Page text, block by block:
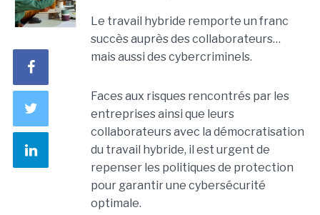
Le travail hybride remporte un franc
succès auprès des collaborateurs…
mais aussi des cybercriminels.
Faces aux risques rencontrés par les
entreprises ainsi que leurs
collaborateurs avec la démocratisation
du travail hybride, il est urgent de
repenser les politiques de protection
pour garantir une cybersécurité
optimale.